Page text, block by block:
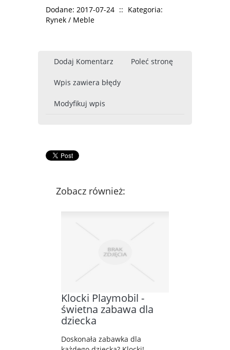
Dodane: 2017-07-24 :: Kategoria:
Rynek / Meble
Dodaj Komentarz Poleć stronę
Wpis zawiera błędy
Modyfikuj wpis
Zobacz również:
Klocki Playmobil -
świetna zabawa dla
dziecka
Doskonała zabawka dla